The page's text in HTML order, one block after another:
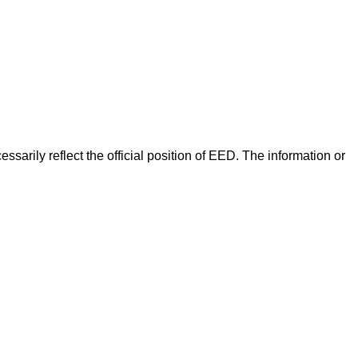
reflect the official position of EED. The information or